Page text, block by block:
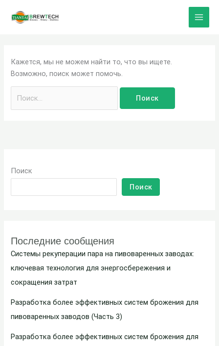
Кажется, мы не можем найти то, что вы ищете.
Возможно, поиск может помочь.
Поиск
Поиск
Последние сообщения
Системы рекуперации пара на пивоваренных заводах:
ключевая технология для энергосбережения и
сокращения затрат
Разработка более эффективных систем брожения для
пивоваренных заводов (Часть 3)
Разработка более эффективных систем брожения для